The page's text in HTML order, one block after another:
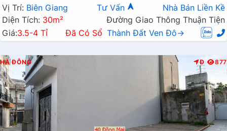
Vị Trí: Biên Giang Tư Vấn
Nhà Bán Liền Kề
Diện Tích: 30m²
Đường Giao Thông Thuận Tiện
Giá:3.5-4 Tỉ Đã Có Sổ Thành Đất Ven Đô→
HÀ ĐÔNG Đ 877